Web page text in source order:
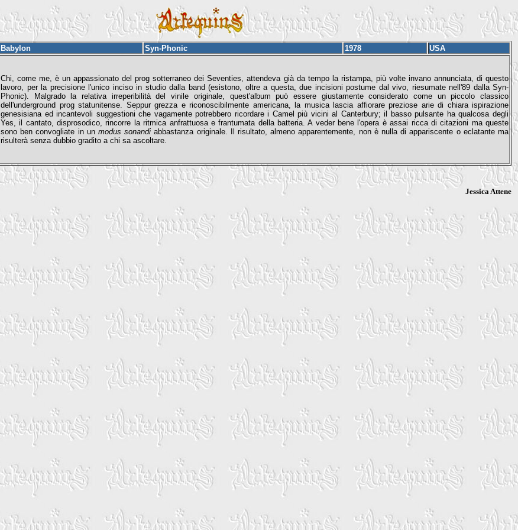
Babylon Syn-Phonic 1978 USA
Chi, come me, è un appassionato del prog sotterraneo dei Seventies, attendeva già da tempo la ristampa, più volte invano annunciata, di questo
lavoro, per la precisione l'unico inciso in studio dalla band (esistono, oltre a questa, due incisioni postume dal vivo, riesumate nell'89 dalla Syn-
Phonic). Malgrado la relativa irreperibilità del vinile originale, quest'album può essere giustamente considerato come un piccolo classico
dell'underground prog statunitense. Seppur grezza e riconoscibilmente americana, la musica lascia affiorare preziose arie di chiara ispirazione
genesisiana ed incantevoli suggestioni che vagamente potrebbero ricordare i Camel più vicini al Canterbury; il basso pulsante ha qualcosa degli
Yes, il cantato, disprosodico, rincorre la ritmica anfrattuosa e frantumata della batteria. A veder bene l'opera è assai ricca di citazioni ma queste
sono ben convogliate in un modus sonandi abbastanza originale. Il risultato, almeno apparentemente, non è nulla di appariscente o eclatante ma
risulterà senza dubbio gradito a chi sa ascoltare.
Jessica Attene